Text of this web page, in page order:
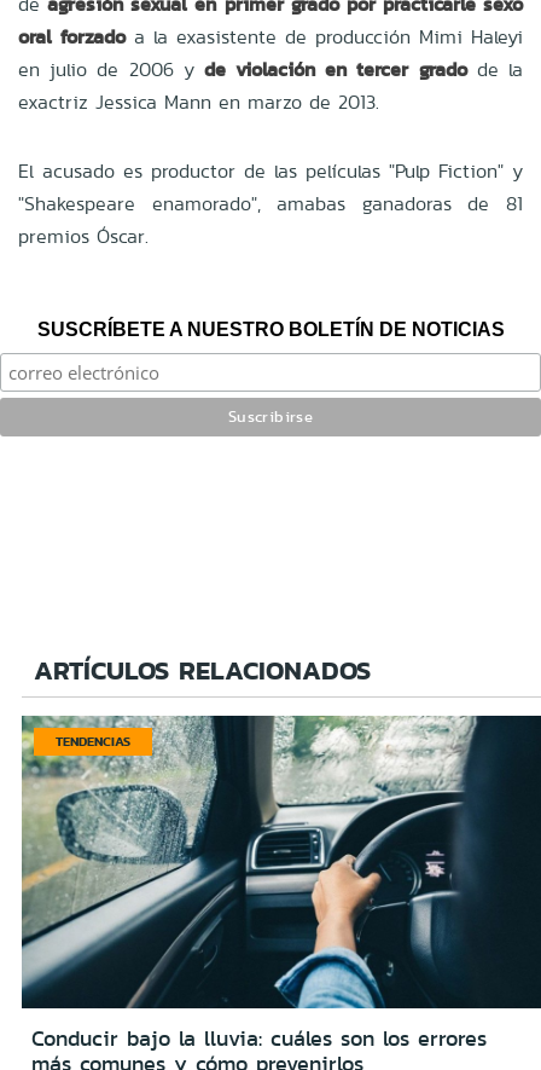
oral forzado a la exasistente de producción Mimi Haleyi
en julio de 2006 y de violación en tercer gradode la
exactriz Jessica Mann en marzo de 2013.
El acusado es productor de las películas "Pulp Fiction" y
"Shakespeare enamorado", amabas ganadoras de 81
premios Óscar.
SUSCRÍBETE A NUESTRO BOLETÍN DE NOTICIAS
ARTÍCULOS RELACIONADOS
TENDENCIAS
Conducir bajo la lluvia: cuáles son los errores